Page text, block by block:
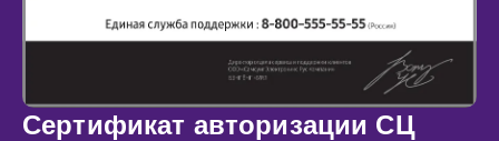
Сертификат авторизации СЦ